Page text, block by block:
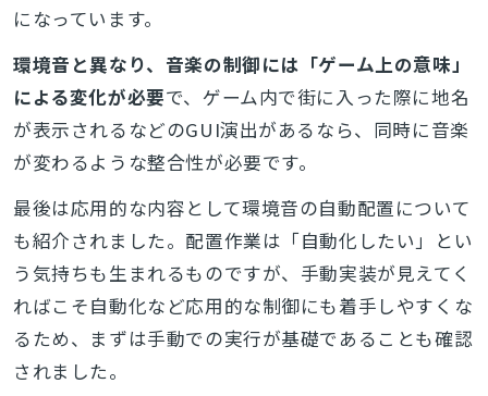
になっています。
環境音と異なり、音楽の制御には「ゲーム上の意味」
による変化が必要で、ゲーム内で街に入った際に地名
が表示されるなどのGUI演出があるなら、同時に音楽
が変わるような整合性が必要です。
最後は応用的な内容として環境音の自動配置について
も紹介されました。配置作業は「自動化したい」とい
う気持ちも生まれるものですが、手動実装が見えてく
ればこそ自動化など応用的な制御にも着手しやすくな
るため、まずは手動での実行が基礎であることも確認
されました。